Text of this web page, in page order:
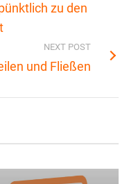
zu den
NEXT POST
und Fließen